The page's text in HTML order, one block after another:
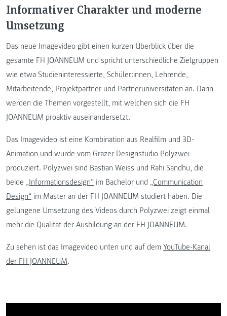
Informativer Charakter und moderne
Umsetzung
Das neue Imagevideo gibt einen kurzen Überblick über die
gesamte FH JOANNEUM und spricht unterschiedliche Zielgruppen
wie etwa Studieninteressierte, Schüler:innen, Lehrende,
Mitarbeitende, Projektpartner und Partneruniversitäten an. Darin
werden die Themen vorgestellt, mit welchen sich die FH
JOANNEUM proaktiv auseinandersetzt.
Das Imagevideo ist eine Kombination aus Realfilm und 3D-
Animation und wurde vom Grazer Designstudio Polyzwei
produziert. Polyzwei sind Bastian Weiss und Rahi Sandhu, die
beide „Informationsdesign“ im Bachelor und „Communication
Design“ im Master an der FH JOANNEUM studiert haben. Die
gelungene Umsetzung des Videos durch Polyzwei zeigt einmal
mehr die Qualität der Ausbildung an der FH JOANNEUM.
Zu sehen ist das Imagevideo unten und auf dem YouTube-Kanal
der FH JOANNEUM.